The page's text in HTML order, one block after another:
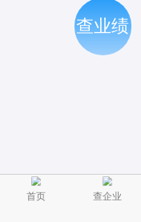
查业绩
首页 查企业